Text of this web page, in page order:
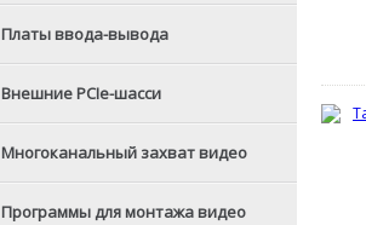
Платы ввода-вывода
Внешние PCIe-шасси
Многоканальный захват видео
Программы для монтажа видео